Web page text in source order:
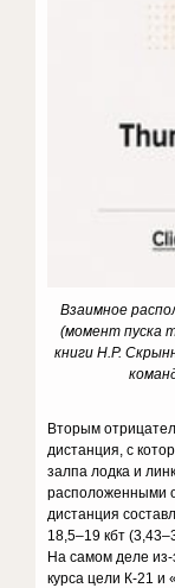
Взаимное
(момент пуска
книги Н.Р.
Вторым
дистанция, с
залпа лодка и
расположенными
дистанция
18,5–19 кбт
На самом деле
курса цели К-21 и